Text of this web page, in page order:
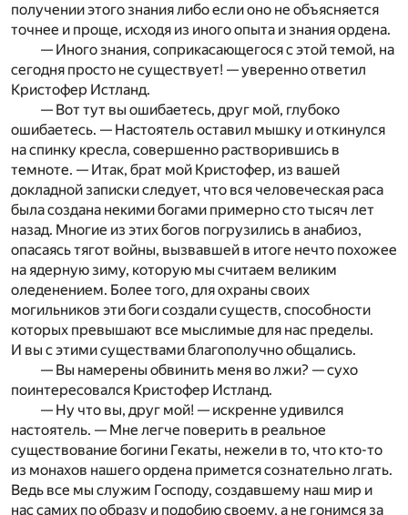
получении этого знания либо если оно не объясняется
точнее и проще, исходя из иного опыта и знания ордена.
— Иного знания, соприкасающегося с этой темой, на
сегодня просто не существует! — уверенно ответил
Кристофер Истланд.
— Вот тут вы ошибаетесь, друг мой, глубоко
ошибаетесь. — Настоятель оставил мышку и откинулся
на спинку кресла, совершенно растворившись в
темноте. — Итак, брат мой Кристофер, из вашей
докладной записки следует, что вся человеческая раса
была создана некими богами примерно сто тысяч лет
назад. Многие из этих богов погрузились в анабиоз,
опасаясь тягот войны, вызвавшей в итоге нечто похожее
на ядерную зиму, которую мы считаем великим
оледенением. Более того, для охраны своих
могильников эти боги создали существ, способности
которых превышают все мыслимые для нас пределы.
И вы с этими существами благополучно общались.
— Вы намерены обвинить меня во лжи? — сухо
поинтересовался Кристофер Истланд.
— Ну что вы, друг мой! — искренне удивился
настоятель. — Мне легче поверить в реальное
существование богини Гекаты, нежели в то, что кто-то
из монахов нашего ордена примется сознательно лгать.
Ведь все мы служим Господу, создавшему наш мир и
нас самих по образу и подобию своему, а не гонимся за